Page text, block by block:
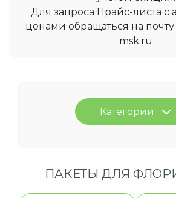
Для запроса Прайс-листа с
ценами обращаться на почту
msk.ru
Категории
ПАКЕТЫ ДЛЯ